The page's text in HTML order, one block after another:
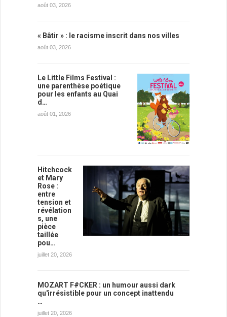
août 03, 2026
« Bâtir » : le racisme inscrit dans nos villes
août 03, 2026
Le Little Films Festival :
une parenthèse poétique
pour les enfants au Quai
d…
août 01, 2026
Hitchcock
et Mary
Rose :
entre
tension et
révélation
s, une
pièce
taillée
pou…
juillet 20, 2026
MOZART F#CKER : un humour aussi dark
qu'irrésistible pour un concept inattendu
…
juillet 20, 2026